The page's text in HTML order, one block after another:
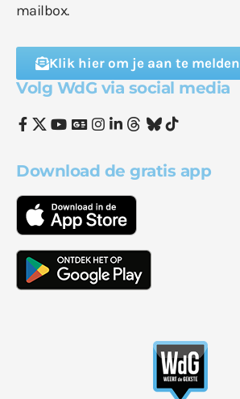
mailbox.
Klik hier om je aan te melden
Volg WdG via social media
Download de gratis app